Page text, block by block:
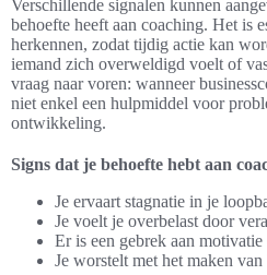
Verschillende signalen kunnen
behoefte heeft aan coaching. Het is
herkennen, zodat tijdig actie kan
iemand zich overweldigd voelt of
vraag naar voren: wanneer
niet enkel een hulpmiddel voor
ontwikkeling.
Signs dat je behoefte hebt aan
Je ervaart stagnatie in je
Je voelt je overbelast door
Er is een gebrek aan
Je worstelt met het maken